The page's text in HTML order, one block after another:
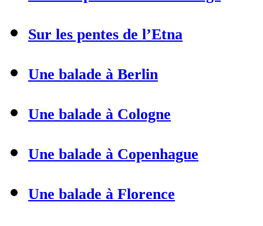
Sur les pentes de l’Etna
Une balade à Berlin
Une balade à Cologne
Une balade à Copenhague
Une balade à Florence